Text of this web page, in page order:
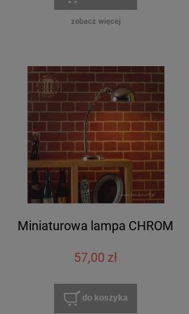
zobacz więcej
Miniaturowa lampa CHROM
57,00 zł
do koszyka